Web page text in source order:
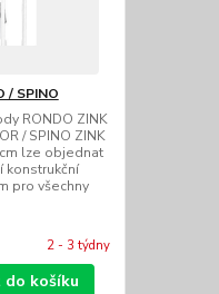
/ SPINO
RONDO ZINK
/ SPINO ZINK
lze objednat
konstrukční
pro všechny
2 - 3 týdny
do košíku